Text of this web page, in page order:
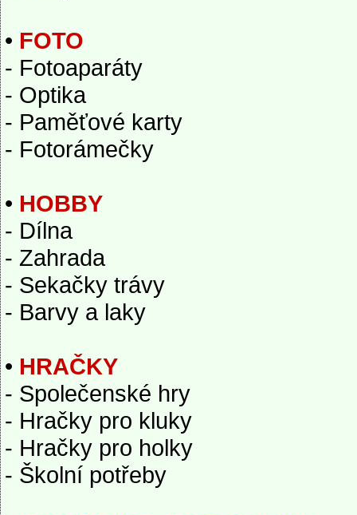
• FOTO
- Fotoaparáty
- Optika
- Paměťové karty
- Fotorámečky
• HOBBY
- Dílna
- Zahrada
- Sekačky trávy
- Barvy a laky
• HRAČKY
- Společenské hry
- Hračky pro kluky
- Hračky pro holky
- Školní potřeby